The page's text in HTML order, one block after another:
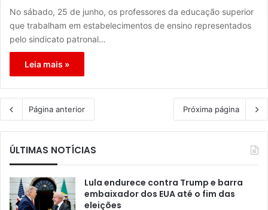
No sábado, 25 de junho, os professores da educação superior
que trabalham em estabelecimentos de ensino representados
pelo sindicato patronal…
Leia mais »
Página anterior Próxima página
ÚLTIMAS NOTÍCIAS
Lula endurece contra Trump e barra
embaixador dos EUA até o fim das
eleições